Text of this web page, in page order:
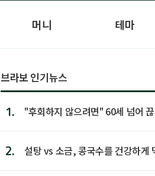
머니 테마
브라보 인기뉴스
1.
"후회하지 않으려면" 60세 넘어
2. 설탕 vs 소금, 콩국수를 건강하게